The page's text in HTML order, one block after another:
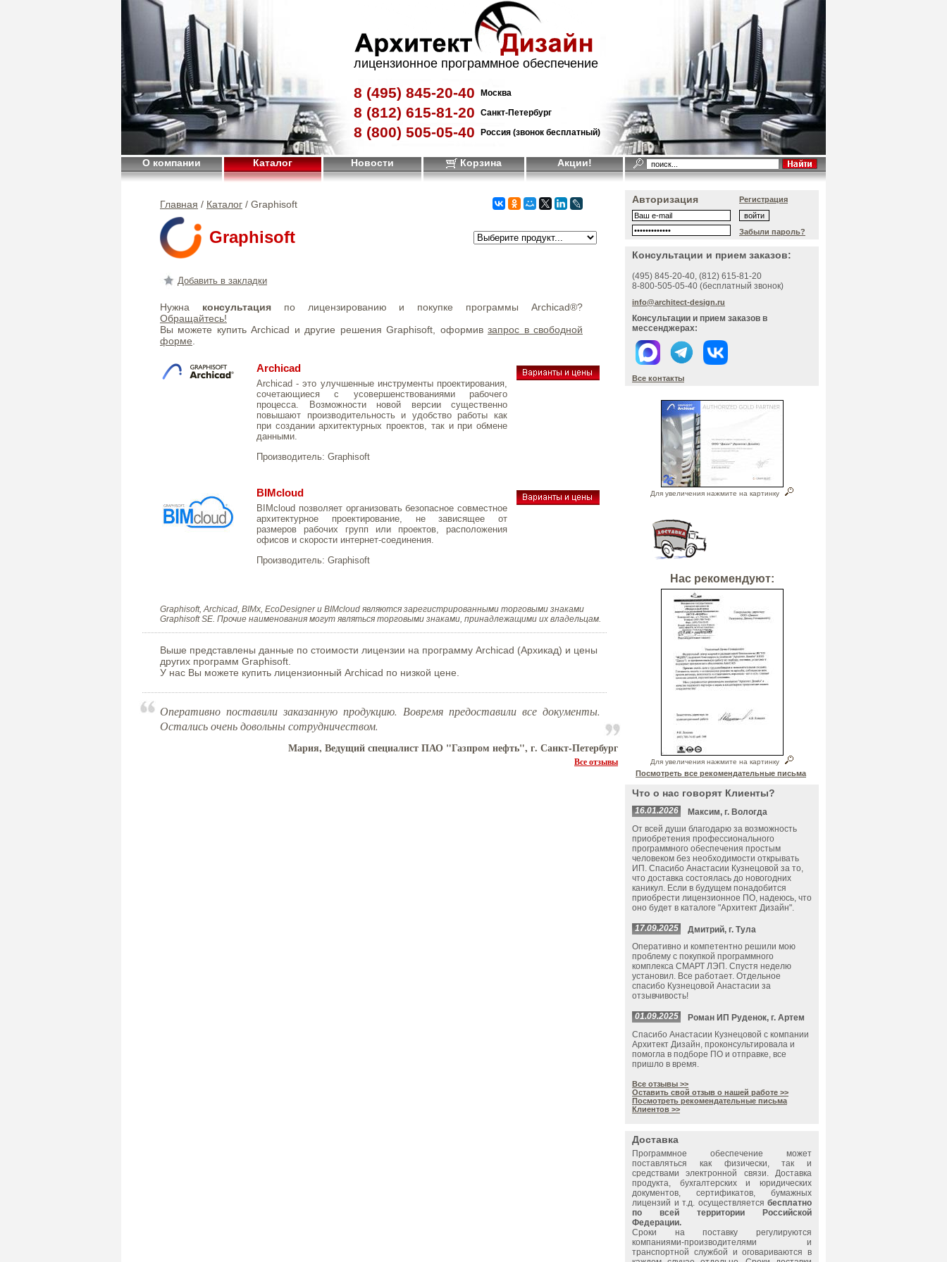
лицензионное программное обеспечение
8 (495) 845-20-40 Москва
8 (812) 615-81-20 Санкт-Петербург
8 (800) 505-05-40 Россия (звонок бесплатный)
О компании Каталог Новости Корзина Акции!
Главная / Каталог / Graphisoft
Graphisoft
Добавить в закладки
Нужна консультацияпо лицензированию и покупке программы Archicad®?
Обращайтесь!
Вы можете купить Archicad и другие решения Graphisoft, оформивзапрос в свободной
форме
Archicad
Archicad - это улучшенные инструменты проектирования,
сочетающиеся с усовершенствованиями рабочего
процесса. Возможности новой версии существенно
повышают производительность и удобство работы как
при создании архитектурных проектов, так и при обмене
данными.
Производитель: Graphisoft
BIMcloud
BIMcloud позволяет организовать безопасное совместное
архитектурное проектирование, не зависящее от
размеров рабочих групп или проектов, расположения
офисов и скорости интернет-соединения.
Производитель: Graphisoft
Graphisoft, Archicad, BIMx, EcoDesigner и BIMcloud являются зарегистрированными торговыми знаками
Graphisoft SE. Прочие наименования могут являться торговыми знаками, принадлежащими их владельцам.
Выше представлены данные по стоимости лицензии на программу Archicad (Архикад) и цены
других программ Graphisoft.
У нас Вы можете купить лицензионный Archicad по низкой цене.
Оперативно поставили заказанную продукцию. Вовремя предоставили все документы.
Остались очень довольны сотрудничеством.
Мария, Ведущий специалист ПАО "Газпром нефть", г. Санкт-Петербург
Все отзывы
Авторизация Регистрация
Забыли пароль?
Консультации и прием заказов:
(495) 845-20-40, (812) 615-81-20
8-800-505-05-40 (бесплатный звонок)
info@architect-design.ru
Консультации и прием заказов в
мессенджерах:
Все контакты
Для увеличения нажмите на картинку
Нас рекомендуют:
Для увеличения нажмите на картинку
Посмотреть все рекомендательные письма
Что о нас говорят Клиенты?
16.01.2026
Максим, г. Вологда
От всей души благодарю за возможность
приобретения профессионального
программного обеспечения простым
человеком без необходимости открывать
ИП. Спасибо Анастасии Кузнецовой за то,
что доставка состоялась до новогодних
каникул. Если в будущем понадобится
приобрести лицензионное ПО, надеюсь, что
оно будет в каталоге "Архитект Дизайн".
17.09.2025
Дмитрий, г. Тула
Оперативно и компетентно решили мою
проблему с покупкой программного
комплекса СМАРТ ЛЭП. Спустя неделю
установил. Все работает. Отдельное
спасибо Кузнецовой Анастасии за
отзывчивость!
01.09.2025
Роман ИП Руденок, г. Артем
Спасибо Анастасии Кузнецовой с компании
Архитект Дизайн, проконсультировала и
помогла в подборе ПО и отправке, все
пришло в время.
Все отзывы >>
Оставить свой отзыв о нашей работе >>
Посмотреть рекомендательные письма
Клиентов >>
Доставка
Программное обеспечение может
поставляться как физически, так и
средствами электронной связи. Доставка
продукта, бухгалтерских и юридических
документов, сертификатов, бумажных
лицензий и т.д. осуществляется бесплатно
по всей территории Российской
Федерации.
Сроки на поставку регулируются
компаниями-производителями и
транспортной службой и оговариваются в